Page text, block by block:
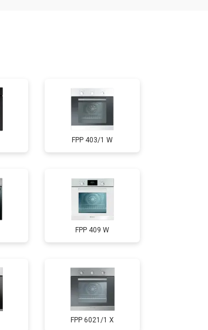
FPP 403/1 W
FPP 409 W
FPP 6021/1 X